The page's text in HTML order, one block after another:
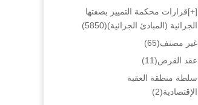
[+]قرارات محكمة التمييز بصفتها
الجزائية (المبادئ الجزائية)(5850)
غير مصنف(65)
عقد القرض(11)
سلطة منطقة العقبة
الإقتصادية(2)